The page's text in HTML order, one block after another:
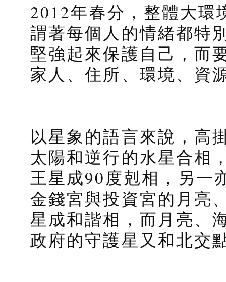
2012年春分，整體大環
謂著每個人的情緒都特
堅強起來保護自己，而
家人、住所、環境、資
以星象的語言來說，高
太陽和逆行的水星合相
王星成90度剋相，另一
金錢宮與投資宮的月亮
星成和諧相，而月亮、
政府的守護星又和北交